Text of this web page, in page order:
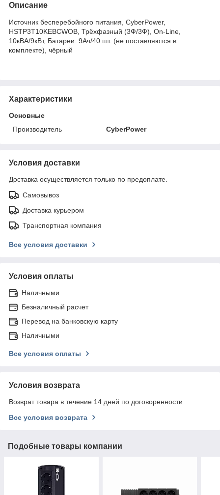
Описание
Источник бесперебойного питания, CyberPower,
HSTP3T10KEBCWOB, Трёхфазный (3Ф/3Ф), On-Line,
10кВА/9кВт, Батареи: 9Ач/40 шт. (не поставляются в
комплекте), чёрный
Характеристики
Основные
Производитель
CyberPower
Условия доставки
Доставка осуществляется только по предоплате.
Самовывоз
Доставка курьером
Транспортная компания
Все условия доставки
Условия оплаты
Наличными
Безналичный расчет
Перевод на банковскую карту
Наличными
Все условия оплаты
Условия возврата
Возврат товара в течение 14 дней по договоренности
Все условия возврата
Подобные товары компании